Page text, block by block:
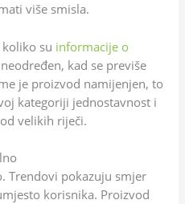
više smisla.
su informacije o
kad se previše
je proizvod namijenjen, to
kategoriji jednostavnost i
velikih riječi.
Trendovi pokazuju smjer
korisnika. Proizvod